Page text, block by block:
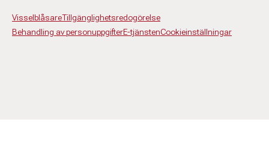
VisselblåsareTillgänglighetsredogörelse
Behandling av personuppgifterE-tjänstenCookieinställningar